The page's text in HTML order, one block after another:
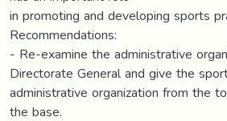
in promoting and developing sports
Recommendations:
- Re-examine the administrative
Directorate General and give the
administrative organization from the
the base.